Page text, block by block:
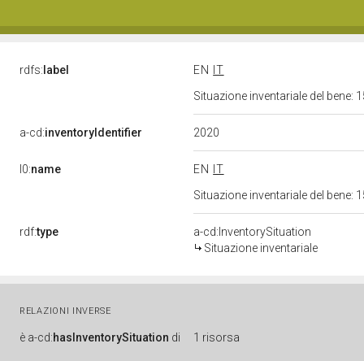
rdfs: label EN
IT
Situazione inventariale del bene:
a-cd:inventoryIdentifier 2020
l0:name EN
IT
Situazione inventariale del bene:
rdf:type
a-cd:InventorySituation
Situazione inventariale
RELAZIONI INVERSE
è a-cd:hasInventorySituation di 1 risorsa